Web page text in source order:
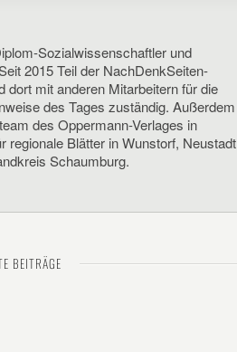
Sozialwissenschaftler und
2015 Teil der NachDenkSeiten-
dort mit anderen Mitarbeitern für die
des Tages zuständig. Außerdem
des Oppermann-Verlages in
regionale Blätter in Wunstorf, Neustadt
Schaumburg.
BEITRÄGE